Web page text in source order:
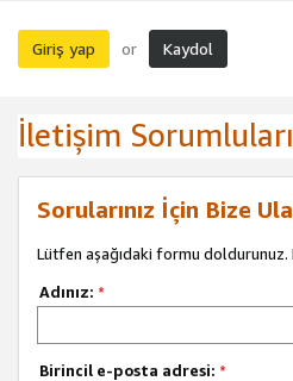
Giriş yap or Kaydol
İletişim
Sorularınız İçin Bize
Lütfen aşağıdaki formu
Adınız: *
Birincil e-posta adresi: *